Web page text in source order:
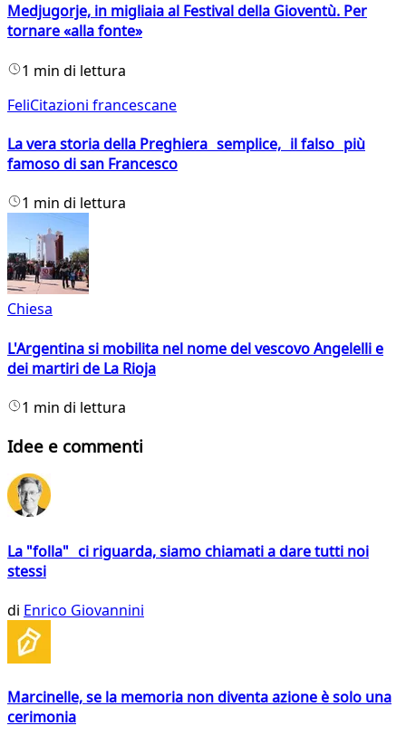
Medjugorje, in migliaia al Festival della Gioventù. Per
tornare «alla fonte»
1 min di lettura
FeliCitazioni francescane
La vera storia della Preghiera semplice, il falso più
famoso di san Francesco
1 min di lettura
Chiesa
L'Argentina si mobilita nel nome del vescovo Angelelli e
dei martiri de La Rioja
1 min di lettura
Idee e commenti
La "folla" ci riguarda, siamo chiamati a dare tutti noi
stessi
di Enrico Giovannini
Marcinelle, se la memoria non diventa azione è solo una
cerimonia